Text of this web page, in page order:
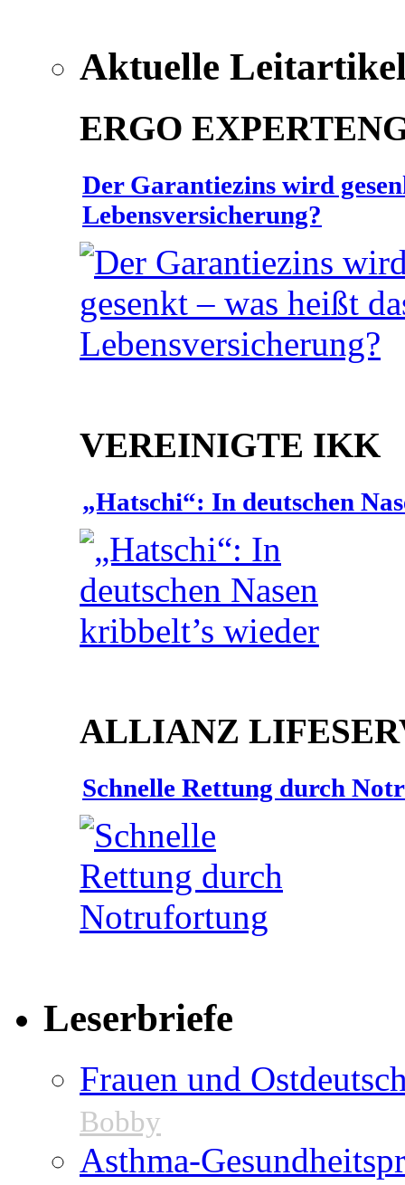
Aktuelle
ERGO
Der Garantiezins wird
Lebensversicherung?
VEREINIGTE IKK
„Hatschi“: In deutschen
ALLIANZ
Schnelle Rettung durch
Leserbriefe
Frauen und
Bobby
Asthma-